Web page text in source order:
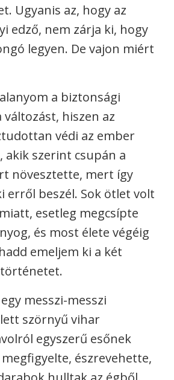
Ugyanis az, hogy az
edző, nem zárja ki, hogy
legyen. De vajon miért
a biztonsági
hiszen az
védi az ember
akik szerint csupán a
növesztette, mert így
erről beszél. Sok ötlet volt
esetleg megcsípte
és most élete végéig
emeljem ki a két
messzi-messzi
szörnyű vihar
egyszerű esőnek
észrevehette,